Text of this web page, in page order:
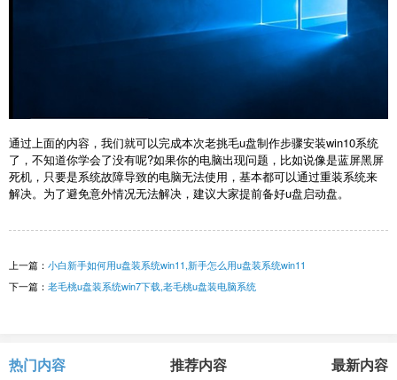
通过上面的内容，我们就可以完成本次老挑毛u盘制作步骤安装win10系统
了，不知道你学会了没有呢?如果你的电脑出现问题，比如说像是蓝屏黑屏
死机，只要是系统故障导致的电脑无法使用，基本都可以通过重装系统来
解决。为了避免意外情况无法解决，建议大家提前备好u盘启动盘。
上一篇： 小白新手如何用u盘装系统win11,新手怎么用u盘装系统win11
下一篇： 老毛桃u盘装系统win7下载,老毛桃u盘装电脑系统
热门内容 推荐内容 最新内容